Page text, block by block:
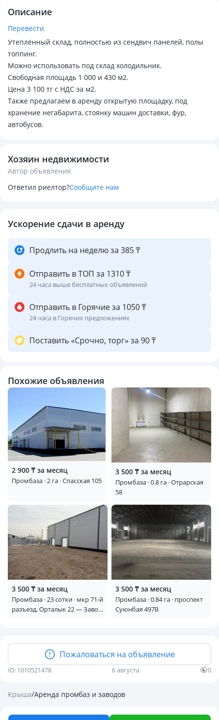
Описание
Перевести
Утеплённый склад, полностью из сендвич панелей, полы
топпинг.
Можно использовать под склад холодильник.
Свободная площадь 1 000 и 430 м2.
Цена 3 100 тг с НДС за м2.
Также предлагаем в аренду открытую площадку, под
хранение негабарита, стоянку машин доставки, фур,
автобусов.
Хозяин недвижимости
Автор объявления
Ответил риелтор?Сообщите нам
Ускорение сдачи в аренду
Продлить на неделю за 385 ₸
Отправить в ТОП за 1310 ₸
24 часа выше бесплатных объявлений
Отправить в Горячие за 1050 ₸
24 часа в Горячих предложениях
Поставить «Срочно, торг» за 90 ₸
Похожие объявления
2 900 ₸ за месяц
Промбаза · 2 га · Спасская 105
3 500 ₸ за месяц
Промбаза · 0.8 га · Отрарская
58
3 500 ₸ за месяц
Промбаза · 23 сотки · мкр 71-й
разъезд, Орталык 22 — Завод
3 500 ₸ за месяц
Промбаза · 0.84 га · проспект
Суюнбая 497В
Пожаловаться на объявление
ID: 1010521478 6 августа 0
Крыша/Аренда промбаз и заводов